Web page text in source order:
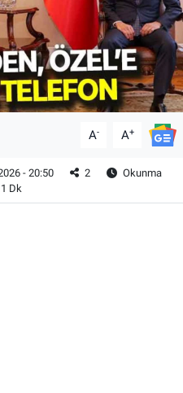
A- A+
- 20:50 2
Okunma
Dk